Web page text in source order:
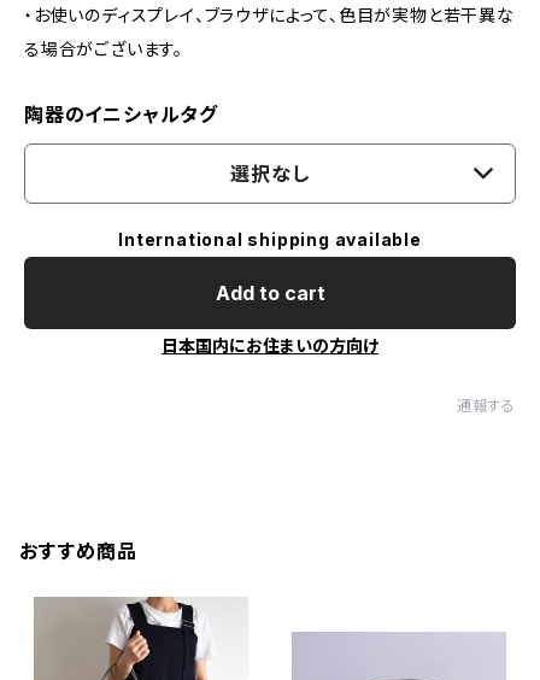
・お使いのディスプレイ、ブラウザによって、色目が実物と若干異な
る場合がございます。
陶器のイニシャルタグ
選択なし
International shipping available
Add to cart
日本国内にお住まいの方向け
通報する
おすすめ商品